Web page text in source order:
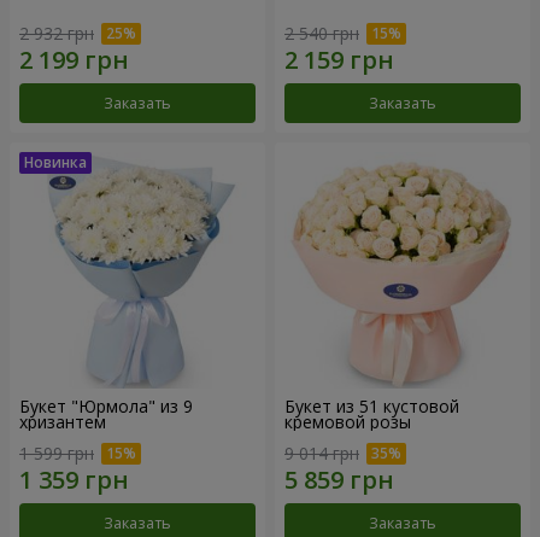
2 932 грн
Заказать
2 540 грн
Заказать
Букет "Юрмола" из 9
хризантем
1 599 грн
Заказать
Букет из 51 кустовой
кремовой розы
9 014 грн
Заказать